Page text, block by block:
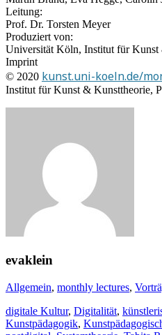
Leitung:
Prof. Dr. Torsten Meyer
Produziert von:
Universität Köln, Institut für Kunst
Imprint
© 2020 kunst.uni-koeln.de/
Institut für Kunst & Kunsttheorie,
evaklein
Allgemein, monthly lectures,
digitale Kultur, Digitalität,
Kunstpädagogik,